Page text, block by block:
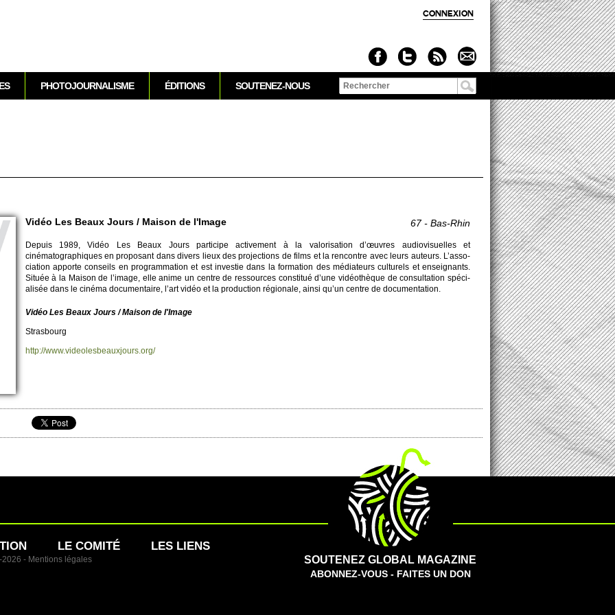
CONNEXION
67 - Bas-Rhin
Vidéo Les Beaux Jours / Maison de l'Image
Depuis 1989, Vidéo Les Beaux Jours parti­cipe acti­ve­ment à la valori­sation d’œuvres audiovi­sue­lles et
cinématographiques en pro­po­sant dans divers lieux des pro­jecti­ons de films et la rencontre avec leurs aute­urs. L’asso­
ci­ation appo­rte conse­ils en programmation et est inve­stie dans la formation des médiate­urs culturels et ense­ignants.
Située à la Maison de l’image, elle anime un centre de res­so­urces constitué d’une vidéothèque de consultation spéci­
alisée dans le cinéma do­cumentaire, l’art vidéo et la production régionale, ainsi qu’un centre de do­cumentation.
Vidéo Les Beaux Jours / Maison de l'Image
Strasbo­urg
http://​www.​videolesbeauxjours.​org/​
PHOTOJOURNALISME ÉDITIONS SOUTENEZ-NOUS
Formulaire de
SOUTENEZ GLOBAL MAGAZINE
ABONNEZ-VOUS - FAITES UN DON
LE COMITÉ LES LIENS
2026 - Mentions légales